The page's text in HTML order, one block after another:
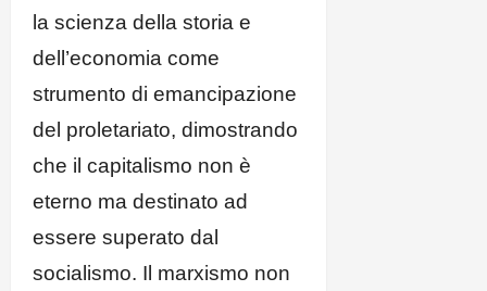
la scienza della storia e
dell’economia come
strumento di emancipazione
del proletariato, dimostrando
che il capitalismo non è
eterno ma destinato ad
essere superato dal
socialismo. Il marxismo non